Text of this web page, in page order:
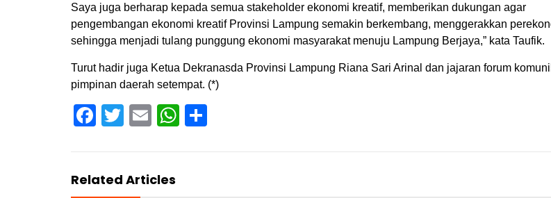
Saya juga berharap kepada semua stakeholder ekonomi kreatif, memberikan dukungan agar
pengembangan ekonomi kreatif Provinsi Lampung semakin berkembang, menggerakkan
sehingga menjadi tulang punggung ekonomi masyarakat menuju Lampung Berjaya,” kata Taufik.
Turut hadir juga Ketua Dekranasda Provinsi Lampung Riana Sari Arinal dan jajaran forum
pimpinan daerah setempat. (*)
Facebook
TwitterEmailWhatsApp
Related Articles